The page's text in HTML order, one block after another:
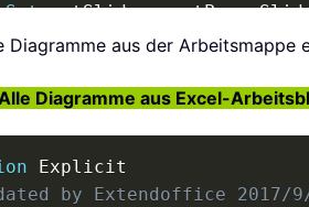
Set pptSlide = pptPres.
Set pptPres = pptApp.
Set pptSlide
Diagramme aus der
Diagramme aus Excel-
by Extendoffice 2017/